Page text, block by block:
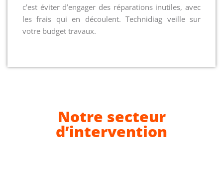
c’est éviter d’engager des réparations inutiles, avec
les frais qui en découlent. Technidiag veille sur
votre budget travaux.
Notre secteur
d’intervention